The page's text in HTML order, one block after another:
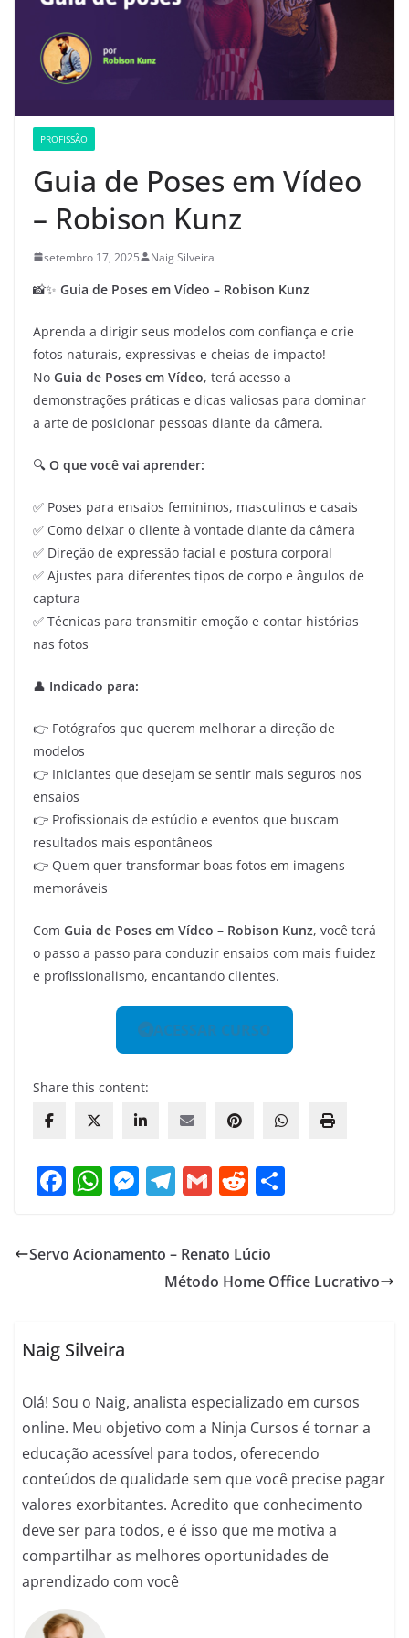
PROFISSÃO
Guia de Poses em Vídeo
– Robison Kunz
setembro 17, 2025 Naig Silveira
📸✨ Guia de Poses em Vídeo – Robison Kunz
Aprenda a dirigir seus modelos com confiança e crie
fotos naturais, expressivas e cheias de impacto!
No Guia de Poses em Vídeo, terá acesso a
demonstrações práticas e dicas valiosas para dominar
a arte de posicionar pessoas diante da câmera.
🔍 O que você vai aprender:
✅ Poses para ensaios femininos, masculinos e casais
✅ Como deixar o cliente à vontade diante da câmera
✅ Direção de expressão facial e postura corporal
✅ Ajustes para diferentes tipos de corpo e ângulos de
captura
✅ Técnicas para transmitir emoção e contar histórias
nas fotos
👤 Indicado para:
👉 Fotógrafos que querem melhorar a direção de
modelos
👉 Iniciantes que desejam se sentir mais seguros nos
ensaios
👉 Profissionais de estúdio e eventos que buscam
resultados mais espontâneos
👉 Quem quer transformar boas fotos em imagens
memoráveis
Com Guia de Poses em Vídeo – Robison Kunz, você terá
o passo a passo para conduzir ensaios com mais fluidez
e profissionalismo, encantando clientes.
ACESSAR CURSO
Share this content:
F
c
e
o
W
s
p
M
ss
e
T
e
gr
a
G
ai
l
R
d
di
t
e
Servo Acionamento – Renato Lúcio
Método Home Office Lucrativo
Naig Silveira
Olá! Sou o Naig, analista especializado em cursos
online. Meu objetivo com a Ninja Cursos é tornar a
educação acessível para todos, oferecendo
conteúdos de qualidade sem que você precise pagar
valores exorbitantes. Acredito que conhecimento
deve ser para todos, e é isso que me motiva a
compartilhar as melhores oportunidades de
aprendizado com você